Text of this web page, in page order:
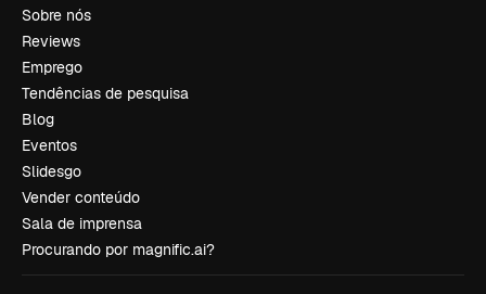
Sobre nós
Reviews
Emprego
Tendências de pesquisa
Blog
Eventos
Slidesgo
Vender conteúdo
Sala de imprensa
Procurando por magnific.ai?